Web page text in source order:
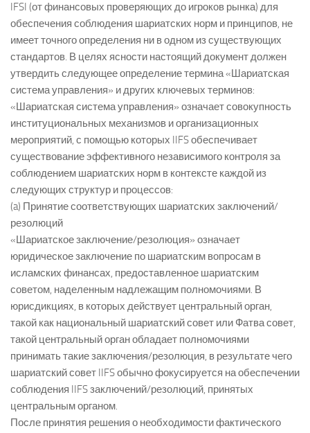
IFSI (от финансовых проверяющих до игроков рынка) для
обеспечения соблюдения шариатских норм и принципов, не
имеет точного определения ни в одном из существующих
стандартов. В целях ясности настоящий документ должен
утвердить следующее определение термина «Шариатская
система управления» и других ключевых терминов:
«Шариатская система управления» означает совокупность
институциональных механизмов и организационных
мероприятий, с помощью которых IIFS обеспечивает
существование эффективного независимого контроля за
соблюдением шариатских норм в контексте каждой из
следующих структур и процессов:
(a) Принятие соответствующих шариатских заключений/
резолюций
«Шариатское заключение/резолюция» означает
юридическое заключение по шариатским вопросам в
исламских финансах, предоставленное шариатским
советом, наделенным надлежащим полномочиями. В
юрисдикциях, в которых действует центральный орган,
такой как национальный шариатский совет или Фатва совет,
такой центральный орган обладает полномочиями
принимать такие заключения/резолюция, в результате чего
шариатский совет IIFS обычно фокусируется на обеспечении
соблюдения IIFS заключений/резолюций, принятых
центральным органом.
После принятия решения о необходимости фактического